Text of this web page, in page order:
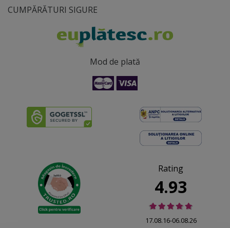
CUMPĂRĂTURI SIGURE
Mod de plată
Rating
4.93
17.08.16-06.08.26